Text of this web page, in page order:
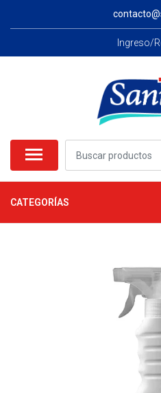
Ingreso/
CATEGORÍAS